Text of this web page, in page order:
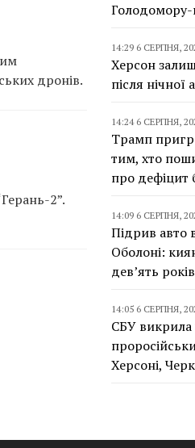
дронів.
2”.
14:29 6 СЕРПНЯ,
Херсон
після нічної
14:24 6 СЕРПНЯ,
Трамп
тим, хто
про дефіцит
14:09 6 СЕРПНЯ,
Підрив авто
Оболоні:
дев’ять років
14:05 6 СЕРПНЯ,
СБУ викрила
Херсоні,